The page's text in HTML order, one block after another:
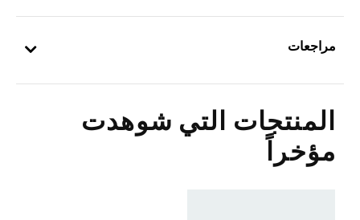
مراجعات
المنتجات التي شوهدت
مؤخراً